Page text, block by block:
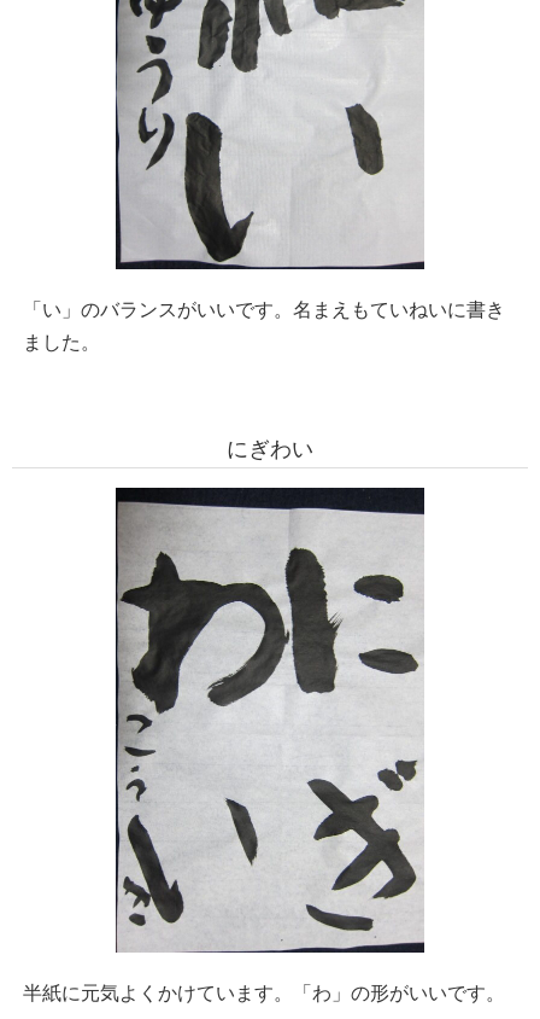
「い」のバランスがいいです。名まえもていねいに書き
ました。
にぎわい
半紙に元気よくかけています。「わ」の形がいいです。